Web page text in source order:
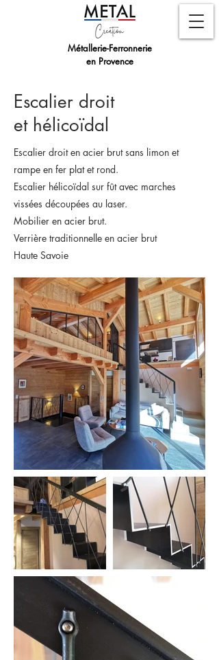
Métallerie-Ferronnerie
en Provence
Escalier droit
et hélicoïdal
Escalier droit en acier brut sans limon et
rampe en fer plat et rond.
Escalier hélicoïdal sur fût avec marches
vissées découpées au laser.
Mobilier en acier brut.
Verrière traditionnelle en acier brut
Haute Savoie